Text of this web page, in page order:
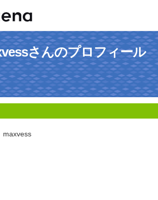
さんのプロフィール
maxvess